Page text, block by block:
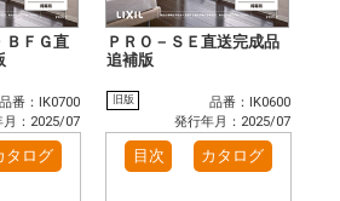
ＢＦＧ直
品番：IK0700
月：2025/07
タログ
ＰＲＯ－ＳＥ直送完成品
追補版
旧版
品番：IK0600
発行年月：2025/07
目次 カタログ